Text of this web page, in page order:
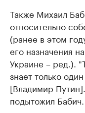
Также Михаил
относительно
(ранее в этом
его назначения
Украине – ред.).
знает только
[Владимир
подытожил Бабич.​